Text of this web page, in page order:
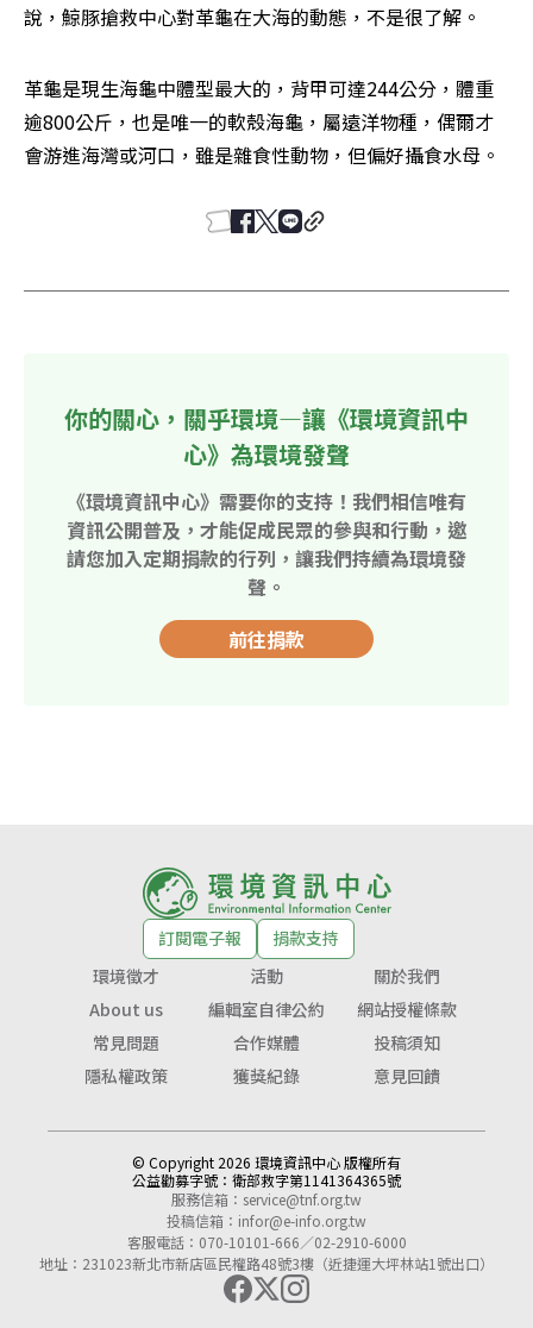
說，鯨豚搶救中心對革龜在大海的動態，不是很了解。
革龜是現生海龜中體型最大的，背甲可達244公分，體重
逾800公斤，也是唯一的軟殼海龜，屬遠洋物種，偶爾才
會游進海灣或河口，雖是雜食性動物，但偏好攝食水母。
你的關心，關乎環境—讓《環境資訊中
心》為環境發聲
《環境資訊中心》需要你的支持！我們相信唯有
資訊公開普及，才能促成民眾的參與和行動，邀
請您加入定期捐款的行列，讓我們持續為環境發
聲。
前往捐款
訂閱電子報
捐款支持
環境徵才
活動
關於我們
About us
編輯室自律公約
網站授權條款
常見問題
合作媒體
投稿須知
隱私權政策
獲獎紀錄 意見回饋
© Copyright 2026 環境資訊中心 版權所有
公益勸募字號： 衛部救字第1141364365號
服務信箱： service@tnf.org.tw
投稿信箱： infor@e-info.org.tw
客服電話：070-10101-666／02-2910-6000
地址：231023新北市新店區民權路48號3樓（近捷運大坪林站1號出口）